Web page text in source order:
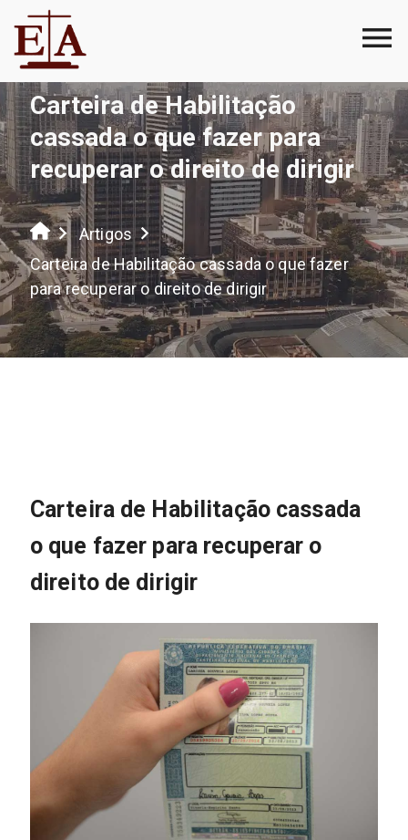
Carteira de Habilitação
cassada o que fazer para
recuperar o direito de dirigir
Artigos
Carteira de Habilitação cassada o que fazer
para recuperar o direito de dirigir
Carteira de Habilitação cassada
o que fazer para recuperar o
direito de dirigir